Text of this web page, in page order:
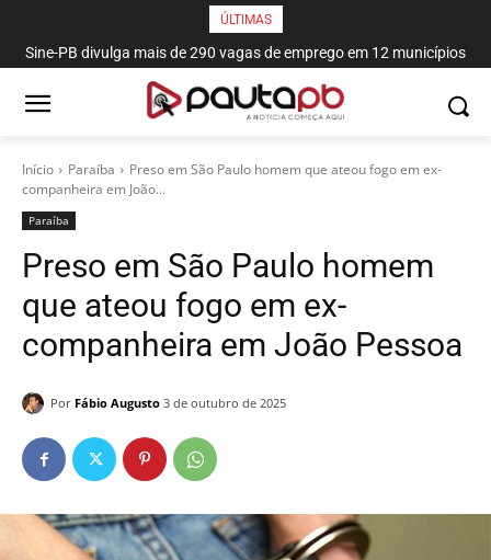
ÚLTIMAS
Sine-PB divulga mais de 290 vagas de emprego em 12 municípios
paraibanos
Início Paraí­ba
Preso em São Paulo homem que ateou fogo em ex-
companheira em João...
Paraí­ba
Preso em São Paulo homem
que ateou fogo em ex-
companheira em João Pessoa
Por Fábio Augusto 3 de outubro de 2025